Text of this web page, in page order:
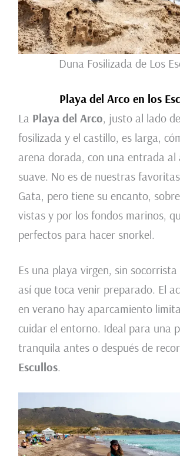
Duna Fosilizada de Los
Playa del Arco en los
La Playa del Arco, justo al lado
fosilizada y el castillo, es larga,
arena dorada, con una entrada al
suave. No es de nuestras
Gata, pero tiene su encanto,
vistas y por los fondos marinos,
perfectos para hacer snorkel.
Es una playa virgen, sin socorrista
así que toca venir preparado. El
en verano hay aparcamiento
cuidar el entorno. Ideal para una
tranquila antes o después de
Escullos.